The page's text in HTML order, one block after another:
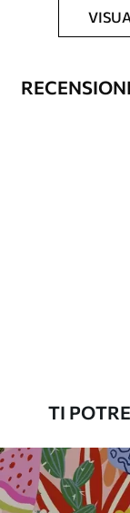
Produzione
Opzioni
Standard
45.0027.00€/
Premium
TI